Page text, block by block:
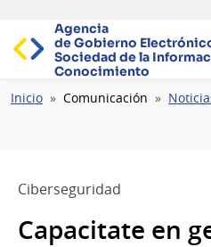
Agencia
de Gobierno
Sociedad de la
Conocimiento
Ruta
Inicio Comunicación
Ciberseguridad
Capacitate en